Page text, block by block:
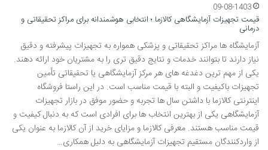
09-08-1403
قیمت تجهیزات آزمایشگاهی کالازما ؛ انتخابی هوشمندانه برای مراکز تحقیقاتی و
درمانی
آزمایشگاه ها مراکز تحقیقاتی و پزشکی همواره به تجهیزات پیشرفته و دقیق
نیاز دارند تا بتوانند خدمات و نتایج دقیق تری را به مشتریان خود ارائه دهند.
یکی از مهم ترین دغدغه های هر مرکز آزمایشگاهی یا تحقیقاتی تأمین
تجهیزات باکیفیت و البته با قیمت مناسب است. در این راستا فروشگاه
اینترنتی کالازما با داشتن سال ها تجربه و حضور موفق در بازار تجهیزات
آزمایشگاهی یکی از بهترین انتخاب ها برای افرادی است که به دنبال کیفیت و
قیمت مناسب هستند. معرفی کالازما و مزایای خرید از آن کالازما به عنوان یکی
از واردکنندگان مستقیم تجهیزات آزمایشگاهی به دلیل همکاری…